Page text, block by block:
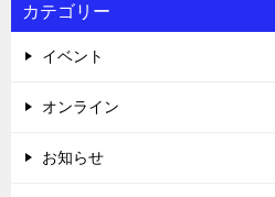
カテゴリー
イベント
オンライン
お知らせ